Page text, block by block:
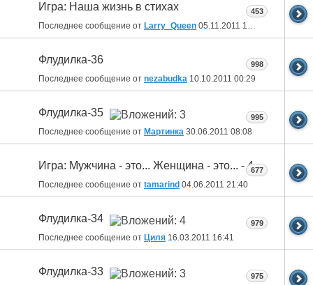
Игра: Наша жизнь в стихах
Последнее сообщение от Larry_Queen 05.11.2011 15:19
453
Флудилка-36
Последнее сообщение от nezabudka 10.10.2011 00:29
998
Флудилка-35
Последнее сообщение от Мартинка 30.06.2011 08:08
995
Игра: Мужчина - это... Женщина - это... - 4
Последнее сообщение от tamarind 04.06.2011 21:40
677
Флудилка-34
Последнее сообщение от Циля 16.03.2011 16:41
979
Флудилка-33 975